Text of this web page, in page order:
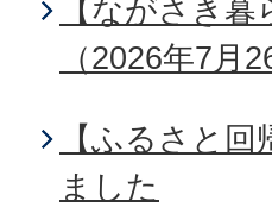
【ながさき
（2026年7月
【ふるさと
ました